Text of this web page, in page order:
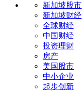
新加坡股市
新加坡财经
全球财经
中国财经
投资理财
房产
美国股市
中小企业
起步创新